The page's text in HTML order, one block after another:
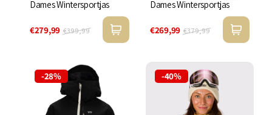
Dames Wintersportjas
€279,99 €399,99
Dames Wintersportjas
€269,99 €379,99
-28% -40%